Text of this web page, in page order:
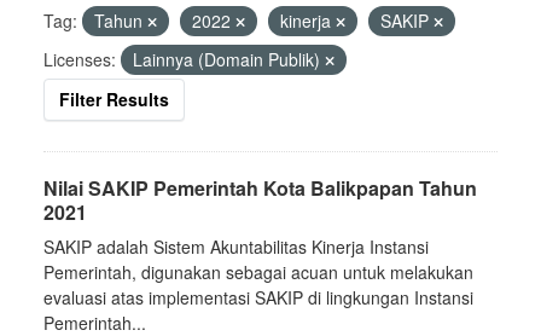
Tag: Tahun 2022 kinerja
SAKIP
Licenses:
Lainnya (Domain Publik)
Filter Results
Nilai SAKIP Pemerintah Kota Balikpapan Tahun
2021
SAKIP adalah Sistem Akuntabilitas Kinerja Instansi
Pemerintah, digunakan sebagai acuan untuk melakukan
evaluasi atas implementasi SAKIP di lingkungan Instansi
Pemerintah...